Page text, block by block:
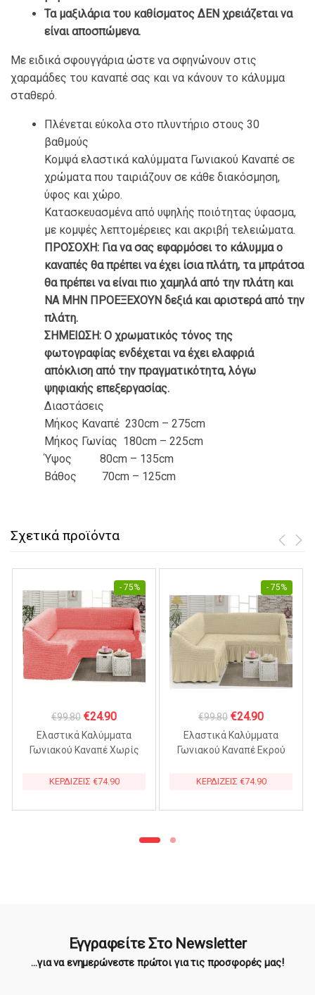
Τα μαξιλάρια του καθίσματος ΔΕΝ χρειάζεται να
είναι αποσπώμενα.
Με ειδικά σφουγγάρια ώστε να σφηνώνουν στις
χαραμάδες του καναπέ σας και να κάνουν το κάλυμμα
σταθερό.
Πλένεται εύκολα στο πλυντήριο στους 30
βαθμούς
Κομψά ελαστικά καλύμματα Γωνιακού Καναπέ σε
χρώματα που ταιριάζουν σε κάθε διακόσμηση,
ύφος και χώρο.
Κατασκευασμένα από υψηλής ποιότητας ύφασμα,
με κομψές λεπτομέρειες και ακριβή τελειώματα.
ΠΡΟΣΟΧΗ: Για να σας εφαρμόσει το κάλυμμα ο
καναπές θα πρέπει να έχει ίσια πλάτη, τα μπράτσα
θα πρέπει να είναι πιο χαμηλά από την πλάτη και
ΝΑ ΜΗΝ ΠΡΟΕΞΕΧΟΥΝ δεξιά και αριστερά από την
πλάτη.
ΣΗΜΕΙΩΣΗ: Ο χρωματικός τόνος της
φωτογραφίας ενδέχεται να έχει ελαφριά
απόκλιση από την πραγματικότητα, λόγω
ψηφιακής επεξεργασίας.
Διαστάσεις
Μήκος Καναπέ 230cm – 275cm
Μήκος Γωνίας 180cm – 225cm
Ύψος 80cm – 135cm
Βάθος 70cm – 125cm
Σχετικά προϊόντα
- 75%
€99.80 Original
price
was:
€24.90Η
τρέχουσα
τιμή
€24.90.
Ελαστικά Καλύμματα
Γωνιακού Καναπέ Χωρίς
ΚΕΡΔΙΖΕΙΣ €74.90
- 75%
€99.80 Original
price
was:
€24.90Η
τρέχουσα
τιμή
€24.90.
Ελαστικά Καλύμματα
Γωνιακού Καναπέ Εκρού
ΚΕΡΔΙΖΕΙΣ €74.90
Εγγραφείτε Στο Newsletter
...για να ενημερώνεστε πρώτοι για τις προσφορές μας!